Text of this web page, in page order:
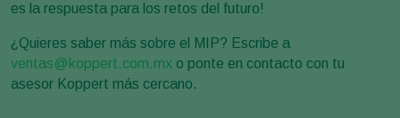
es la respuesta para los retos del futuro!
¿Quieres saber más sobre el MIP? Escribe a
ventas@koppert.com.mx o ponte en contacto con tu
asesor Koppert más cercano.